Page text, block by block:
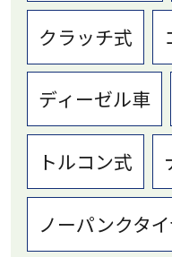
クラッチ式
ディーゼル車
トルコン式
ノーパンクタ